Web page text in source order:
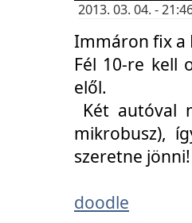
2013. 03. 04. -
Immáron fix a
Fél 10-re kell
elől.
Két autóval
mikrobusz),
szeretne jönni!
doodle